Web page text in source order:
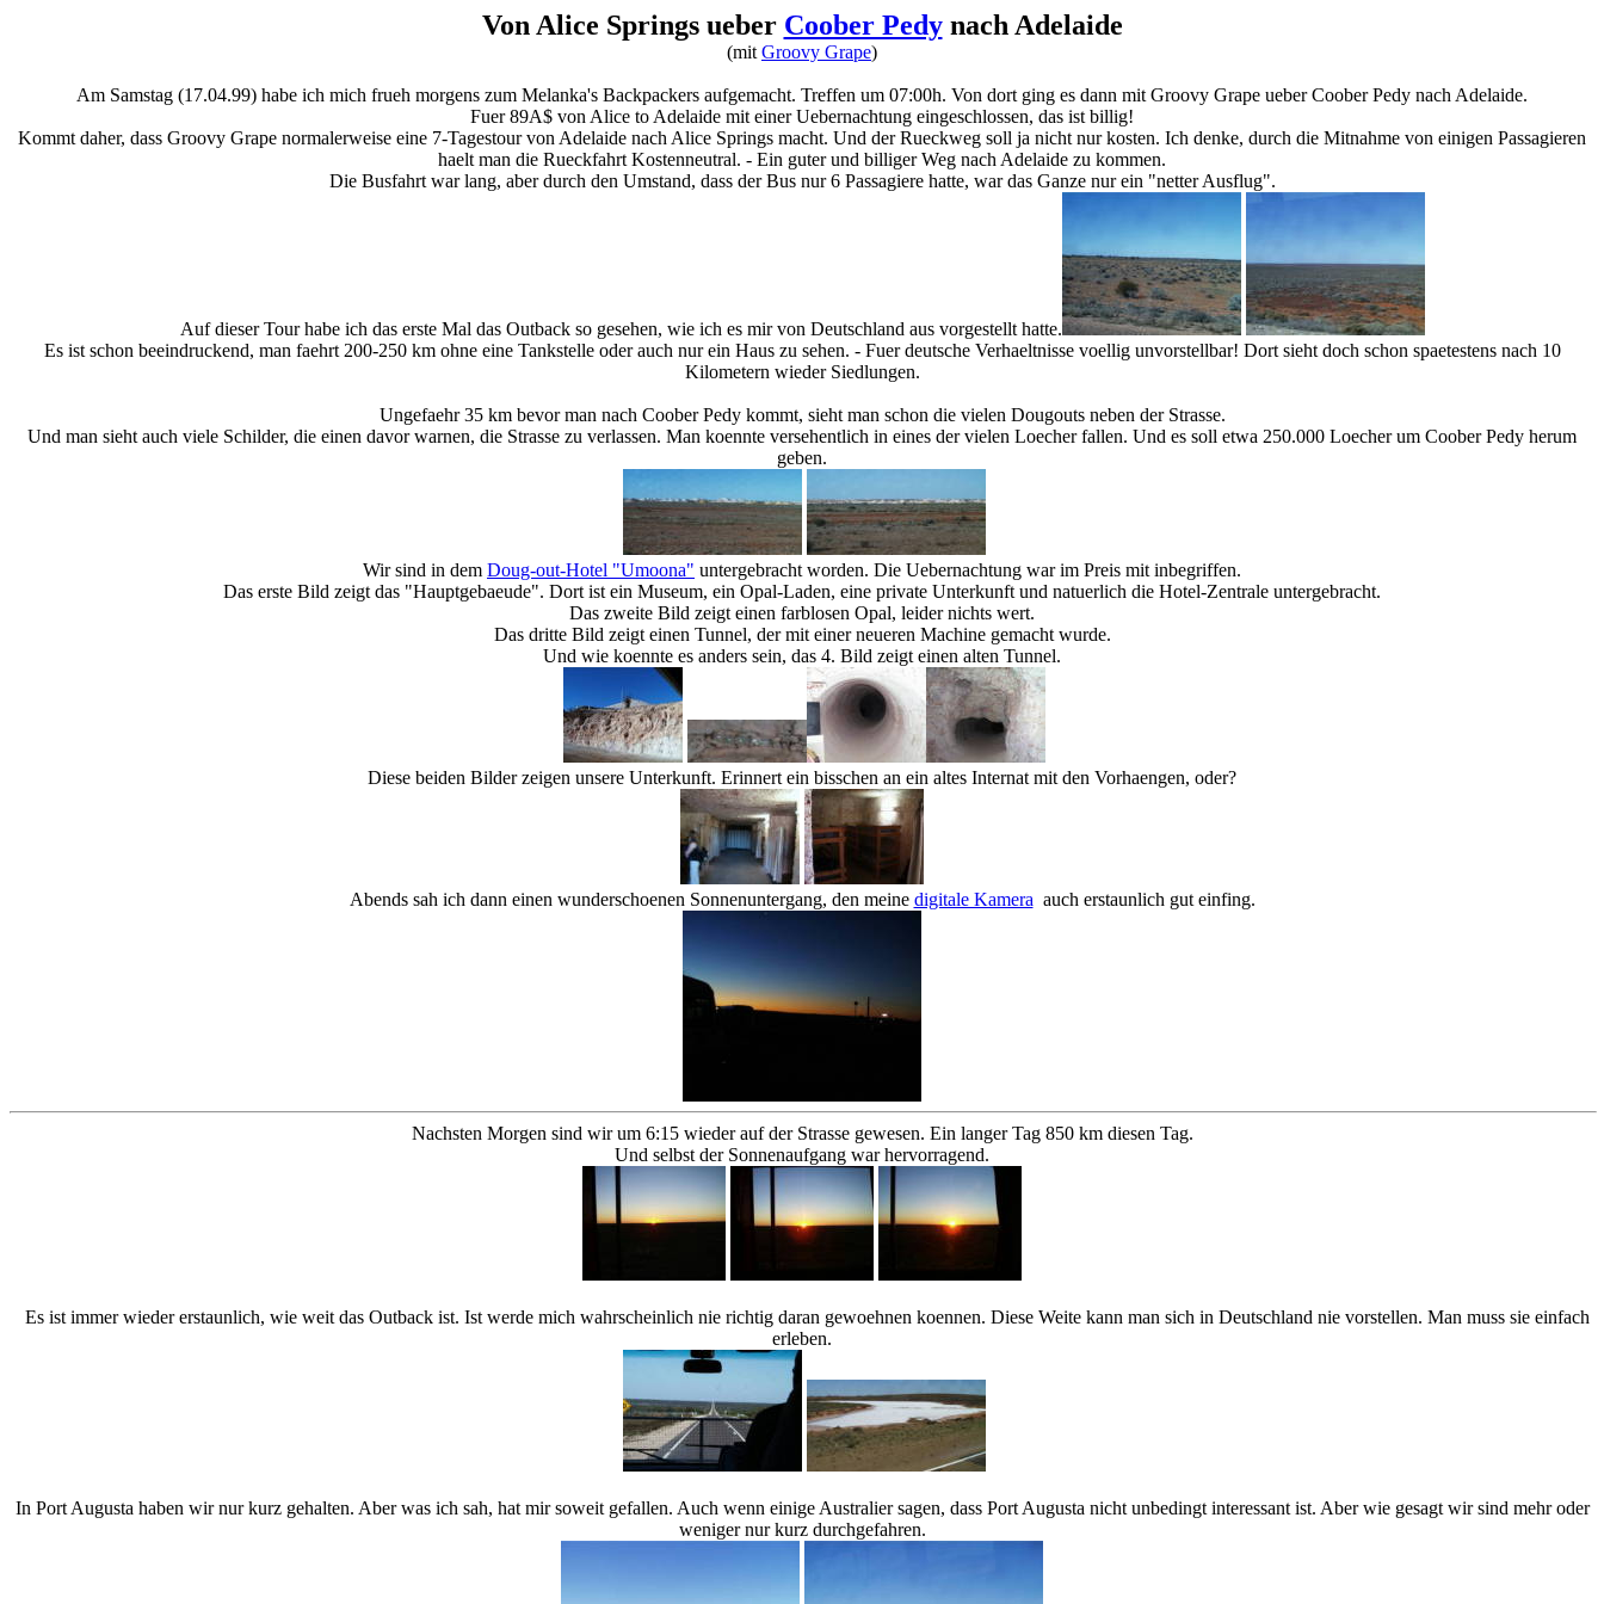
Von Alice Springs ueber Coober Pedynach Adelaide
(mit Groovy Grape)
Am Samstag (17.04.99) habe ich mich frueh morgens zum Melanka's Backpackers aufgemacht. Treffen um 07:00h. Von dort ging es dann mit Groovy Grape ueber Coober Pedy nach Adelaide.
Fuer 89A$ von Alice to Adelaide mit einer Uebernachtung eingeschlossen, das ist billig!
Kommt daher, dass Groovy Grape normalerweise eine 7-Tagestour von Adelaide nach Alice Springs macht. Und der Rueckweg soll ja nicht nur kosten. Ich denke, durch die Mitnahme von einigen Passagieren
haelt man die Rueckfahrt Kostenneutral. - Ein guter und billiger Weg nach Adelaide zu kommen.
Die Busfahrt war lang, aber durch den Umstand, dass der Bus nur 6 Passagiere hatte, war das Ganze nur ein "netter Ausflug".
Auf dieser Tour habe ich das erste Mal das Outback so gesehen, wie ich es mir von Deutschland aus vorgestellt hatte.
Es ist schon beeindruckend, man faehrt 200-250 km ohne eine Tankstelle oder auch nur ein Haus zu sehen. - Fuer deutsche Verhaeltnisse voellig unvorstellbar! Dort sieht doch schon spaetestens nach 10
Kilometern wieder Siedlungen.
Ungefaehr 35 km bevor man nach Coober Pedy kommt, sieht man schon die vielen Dougouts neben der Strasse.
Und man sieht auch viele Schilder, die einen davor warnen, die Strasse zu verlassen. Man koennte versehentlich in eines der vielen Loecher fallen. Und es soll etwa 250.000 Loecher um Coober Pedy herum
geben.
Wir sind in dem Doug-out-Hotel "Umoona" untergebracht worden. Die Uebernachtung war im Preis mit inbegriffen.
Das erste Bild zeigt das "Hauptgebaeude". Dort ist ein Museum, ein Opal-Laden, eine private Unterkunft und natuerlich die Hotel-Zentrale untergebracht.
Das zweite Bild zeigt einen farblosen Opal, leider nichts wert.
Das dritte Bild zeigt einen Tunnel, der mit einer neueren Machine gemacht wurde.
Und wie koennte es anders sein, das 4. Bild zeigt einen alten Tunnel.
Diese beiden Bilder zeigen unsere Unterkunft. Erinnert ein bisschen an ein altes Internat mit den Vorhaengen, oder?
Abends sah ich dann einen wunderschoenen Sonnenuntergang, den meine digitale Kamera auch erstaunlich gut einfing.
Nachsten Morgen sind wir um 6:15 wieder auf der Strasse gewesen. Ein langer Tag 850 km diesen Tag.
Und selbst der Sonnenaufgang war hervorragend.
Es ist immer wieder erstaunlich, wie weit das Outback ist. Ist werde mich wahrscheinlich nie richtig daran gewoehnen koennen. Diese Weite kann man sich in Deutschland nie vorstellen. Man muss sie einfach
erleben.
In Port Augusta haben wir nur kurz gehalten. Aber was ich sah, hat mir soweit gefallen. Auch wenn einige Australier sagen, dass Port Augusta nicht unbedingt interessant ist. Aber wie gesagt wir sind mehr oder
weniger nur kurz durchgefahren.